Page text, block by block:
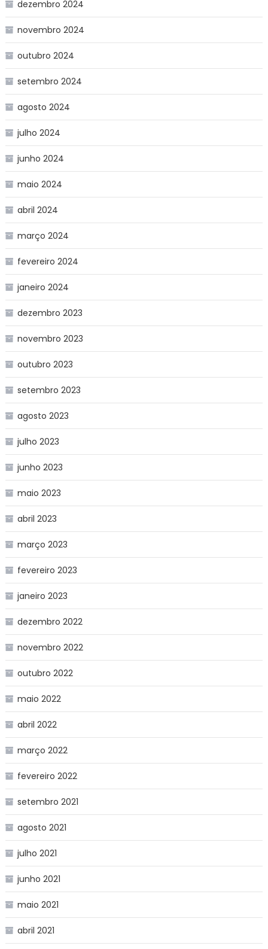
dezembro 2024
novembro 2024
outubro 2024
setembro 2024
agosto 2024
julho 2024
junho 2024
maio 2024
abril 2024
março 2024
fevereiro 2024
janeiro 2024
dezembro 2023
novembro 2023
outubro 2023
setembro 2023
agosto 2023
julho 2023
junho 2023
maio 2023
abril 2023
março 2023
fevereiro 2023
janeiro 2023
dezembro 2022
novembro 2022
outubro 2022
maio 2022
abril 2022
março 2022
fevereiro 2022
setembro 2021
agosto 2021
julho 2021
junho 2021
maio 2021
abril 2021